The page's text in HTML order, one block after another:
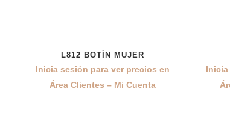
L812 BOTÍN MUJER
Inicia sesión para ver precios en
Área Clientes – Mi Cuenta
Inicia